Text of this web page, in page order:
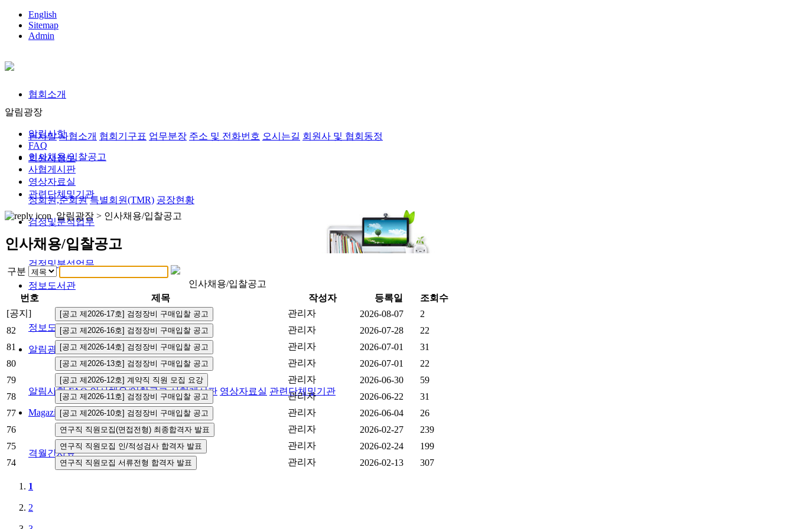
English
Sitemap
Admin
협회소개
인사말 사협소개 협회기구표 업무분장 주소 및 전화번호 오시는길 회원사 및 협회동정
회원사정보
정회원,준회원 특별회원(TMR) 공장현황
검정및분석업무
검정및분석업무
정보도서관
정보도서관
알림광장
알림사항 FAQ 인사채용/입찰공고 사협게시판 영상자료실 관련단체및기관
Magazine
격월간사료
알림광장
알림사항
FAQ
인사채용/입찰공고
사협게시판
영상자료실
관련단체및기관
알림광장 > 인사채용/입찰공고
인사채용/입찰공고
구분
인사채용/입찰공고
번호
제목 작성자 등록일
조회수
[공지]
관리자 2026-08-07
2
82
관리자 2026-07-28
22
81
관리자 2026-07-01
31
80
관리자 2026-07-01
22
79
관리자 2026-06-30
59
78
관리자 2026-06-22
31
77
관리자 2026-06-04
26
76
관리자 2026-02-27
239
75
관리자 2026-02-24
199
74
관리자 2026-02-13 307
1
2